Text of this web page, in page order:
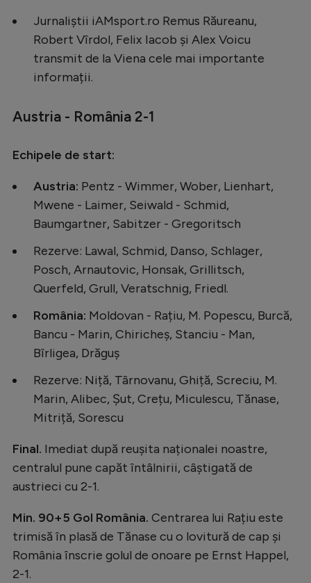
Campionate
Starurile fotbalului
Stranieri
Tenis
Natație
Formula 1
Gimnastică
Auto
Ciclism
Alte sporturi
JO 2024
JO 2026
Intră în cont
Jurnaliștii iAMsport.ro Remus Răureanu,
Robert Vîrdol, Felix Iacob și Alex Voicu
transmit de la Viena cele mai importante
informații.
Austria - România 2-1
Echipele de start:
Austria: Pentz - Wimmer, Wober, Lienhart,
Mwene - Laimer, Seiwald - Schmid,
Baumgartner, Sabitzer - Gregoritsch
Rezerve: Lawal, Schmid, Danso, Schlager,
Posch, Arnautovic, Honsak, Grillitsch,
Querfeld, Grull, Veratschnig, Friedl.
România: Moldovan - Rațiu, M. Popescu, Burcă,
Bancu - Marin, Chiricheș, Stanciu - Man,
Bîrligea, Drăguș
Rezerve: Niță, Târnovanu, Ghiță, Screciu, M.
Marin, Alibec, Șut, Crețu, Miculescu, Tănase,
Mitriță, Sorescu
Final. Imediat după reușita naționalei noastre,
centralul pune capăt întâlnirii, câștigată de
austrieci cu 2-1.
Min. 90+5 Gol România. Centrarea lui Rațiu este
trimisă în plasă de Tănase cu o lovitură de cap și
România înscrie golul de onoare pe Ernst Happel,
2-1.